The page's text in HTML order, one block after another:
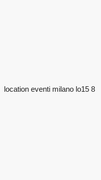
location eventi milano lo15 8